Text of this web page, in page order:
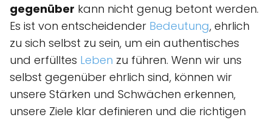
gegenüber kann nicht genug betont werden.
Es ist von entscheidender Bedeutung, ehrlich
zu sich selbst zu sein, um ein authentisches
und erfülltes Leben zu führen. Wenn wir uns
selbst gegenüber ehrlich sind, können wir
unsere Stärken und Schwächen erkennen,
unsere Ziele klar definieren und die richtigen